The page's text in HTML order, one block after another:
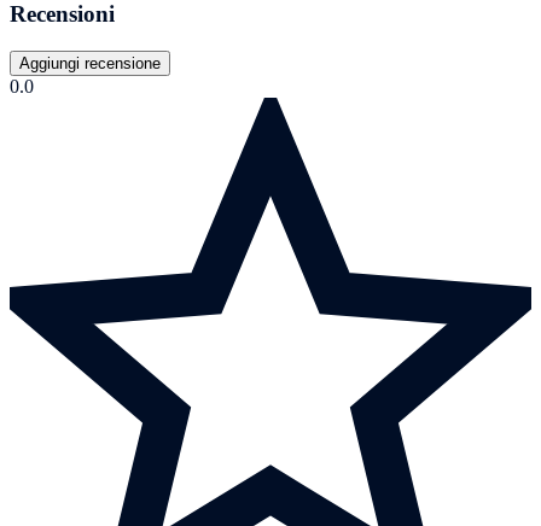
Recensioni
Aggiungi recensione
0.0